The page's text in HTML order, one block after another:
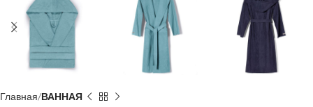
Главная ВАННАЯ